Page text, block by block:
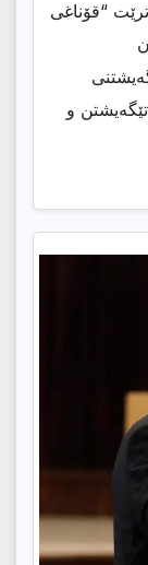
دەگوترێت “قۆناغی
و